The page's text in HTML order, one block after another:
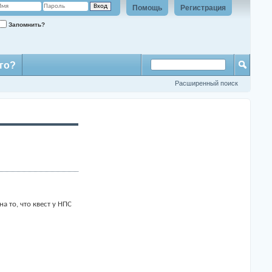
Регистрация
Помощь
Запомнить?
Расширенный поиск
то, что квест у НПС